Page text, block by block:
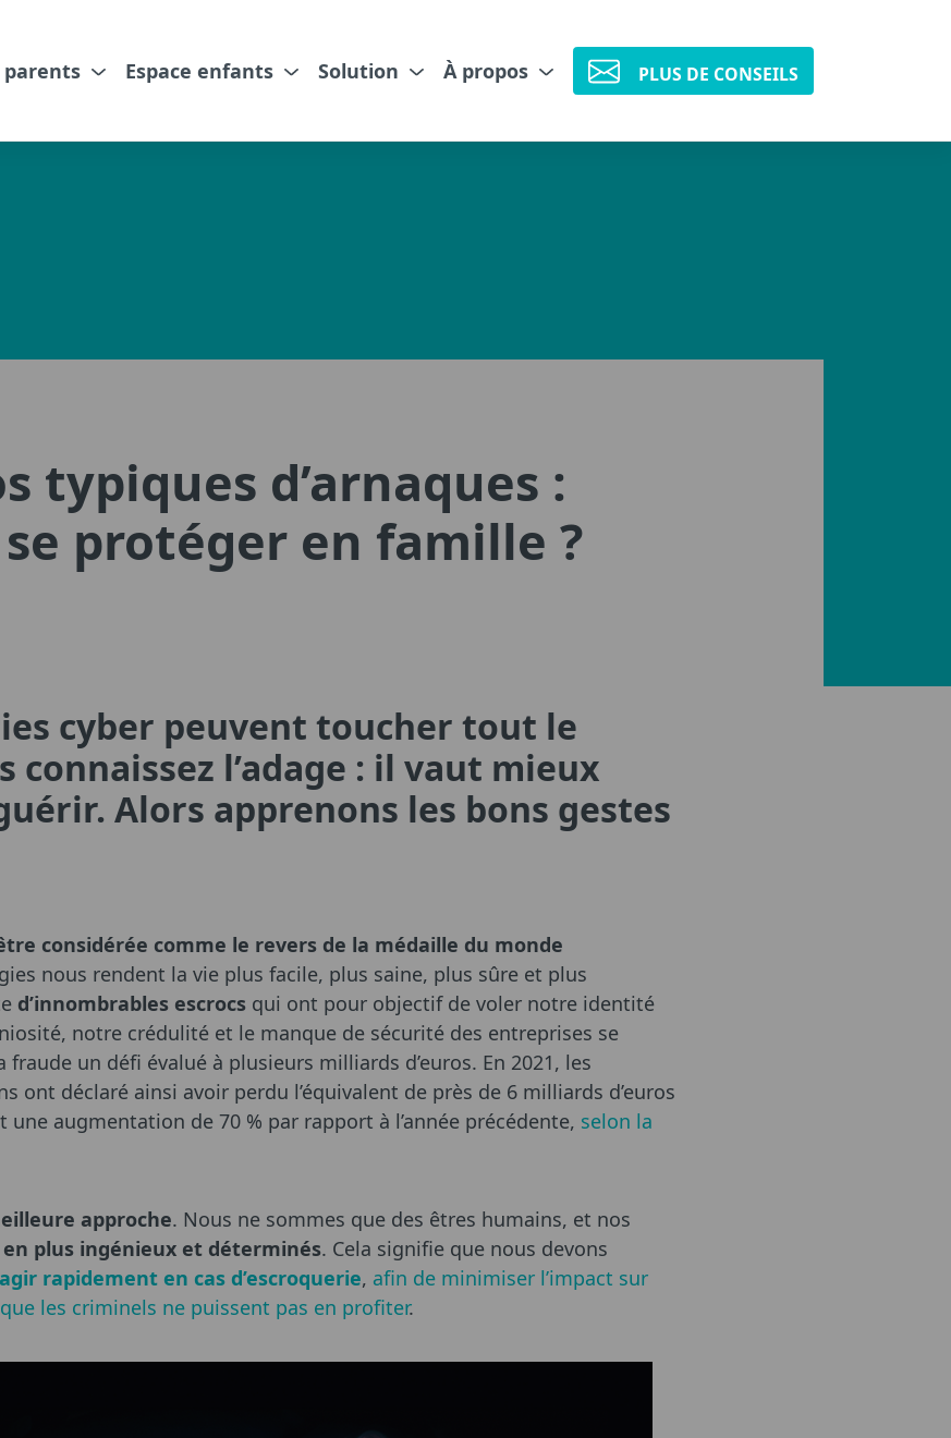
parents Espace enfants Solution À propos PLUS DE CONSEILS
typiques d’arnaques :
protéger en famille ?
cyber peuvent toucher tout le
connaissez l’adage : il vaut mieux
Alors apprenons les bons gestes
considérée comme le revers de la médaille du monde
nous rendent la vie plus facile, plus saine, plus sûre et plus
d’innombrables escrocs qui ont pour objectif de voler notre identité
notre crédulité et le manque de sécurité des entreprises se
un défi évalué à plusieurs milliards d’euros. En 2021, les
ont déclaré ainsi avoir perdu l’équivalent de près de 6 milliards d’euros
augmentation de 70 % par rapport à l’année précédente, selon la
approche. Nous ne sommes que des êtres humains, et nos
plus ingénieux et déterminés. Cela signifie que nous devons
rapidement en cas d’escroquerie, afin de minimiser l’impact sur
les criminels ne puissent pas en profiter.